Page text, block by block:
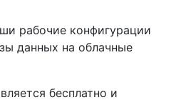
рабочие конфигурации
данных на облачные
бесплатно и